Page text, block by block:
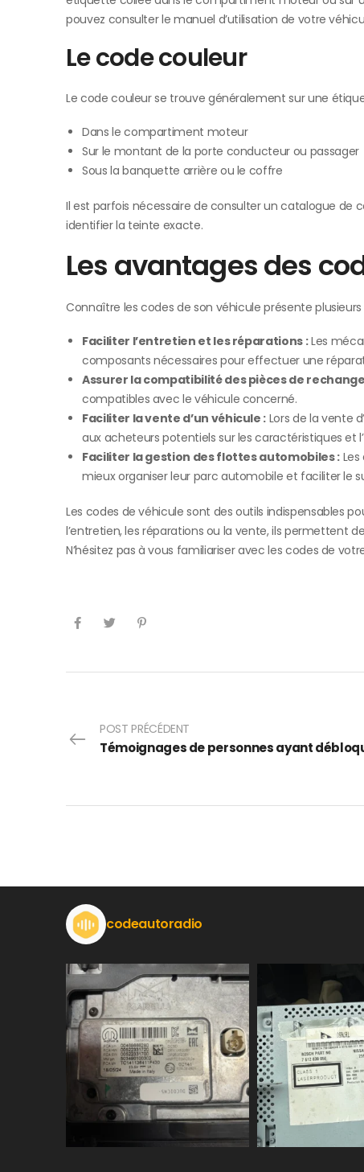
pouvez consulter le manuel d’utilisation de votre
Le code couleur
Le code couleur se trouve généralement sur une
Dans le compartiment moteur
Sur le montant de la porte conducteur ou passager
Sous la banquette arrière ou le coffre
Il est parfois nécessaire de consulter un catalogue de
identifier la teinte exacte.
Les avantages des
Connaître les codes de son véhicule présente
Faciliter l’entretien et les réparations :Les
composants nécessaires pour effectuer une
Assurer la compatibilité des pièces de
compatibles avec le véhicule concerné.
Faciliter la vente d’un véhicule : Lors de la vente
aux acheteurs potentiels sur les caractéristiques et
Faciliter la gestion des flottes automobiles :Les
mieux organiser leur parc automobile et faciliter le
Les codes de véhicule sont des outils indispensables
l’entretien, les réparations ou la vente, ils permettent
N’hésitez pas à vous familiariser avec les codes de
POST PRÉCÉDENT
codeautoradio